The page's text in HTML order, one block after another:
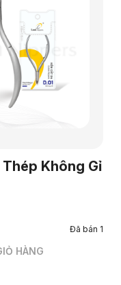
Thép Không Gỉ
Đã bán 1
HÀNG